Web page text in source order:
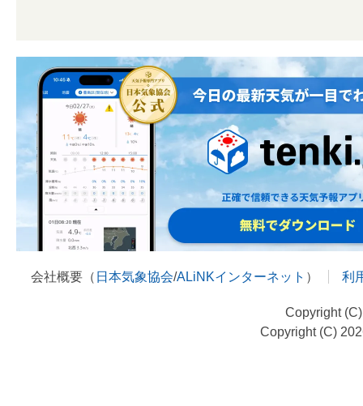
会社概要（ 日本気象協会/ALiNKインターネット ） 利
Copyright
Copyright (C)